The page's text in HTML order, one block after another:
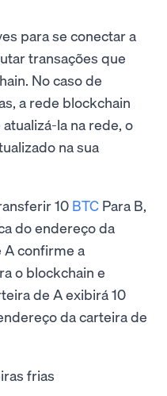
para se conectar a
transações que
No caso de
a rede blockchain
la na rede, o
na sua
10 BTC Para B,
do endereço da
A confirme a
o blockchain e
de A exibirá 10
da carteira de
frias